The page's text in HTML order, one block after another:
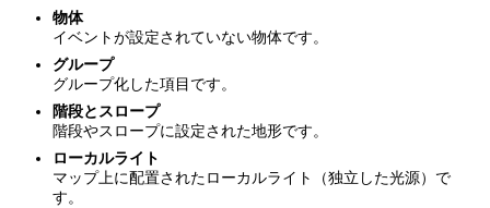
物体
イベントが設定されていない物体です。
グループ
グループ化した項目です。
階段とスロープ
階段やスロープに設定された地形です。
ローカルライト
マップ上に配置されたローカルライト（独立した光源）で
す。